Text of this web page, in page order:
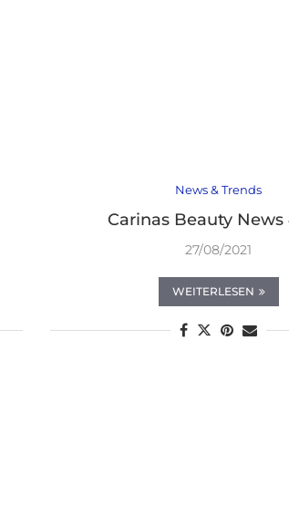
News & Trends
Carinas Beauty News
27/08/2021
WEITERLESEN